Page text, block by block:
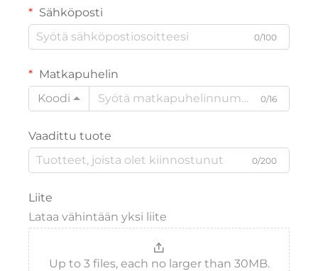
Sähköposti
0/100
Matkapuhelin
Koodi
0/16
Vaadittu tuote
0/200
Liite
Lataa vähintään yksi liite
Up to 3 files, each no larger than 30MB.